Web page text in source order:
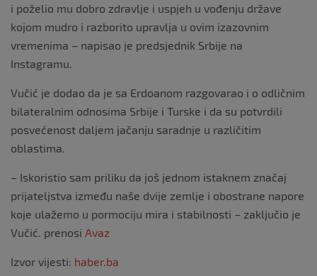
i poželio mu dobro zdravlje i uspjeh u vođenju države
kojom mudro i razborito upravlja u ovim izazovnim
vremenima – napisao je predsjednik Srbije na
Instagramu.
Vučić je dodao da je sa Erdoanom razgovarao i o odličnim
bilateralnim odnosima Srbije i Turske i da su potvrdili
posvećenost daljem jačanju saradnje u različitim
oblastima.
– Iskoristio sam priliku da još jednom istaknem značaj
prijateljstva između naše dvije zemlje i obostrane napore
koje ulažemo u pormociju mira i stabilnosti – zaključio je
Vučić. prenosi Avaz
Izvor vijesti: haber.ba